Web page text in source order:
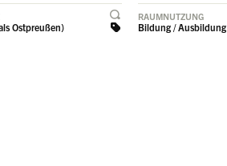
Ostpreußen)
RAUMNUTZUNG
Bildung / Ausbildung